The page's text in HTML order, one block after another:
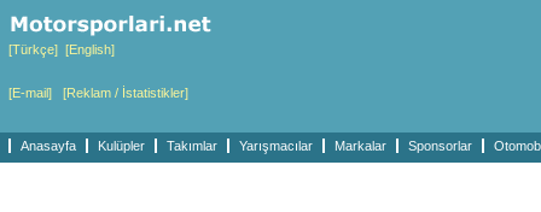
[Türkçe] [English]
[E-mail] [Reklam / İstatistikler]
Anasayfa Kulüpler Takımlar Yarışmacılar Markalar Sponsorlar